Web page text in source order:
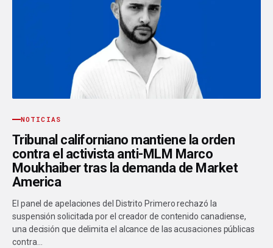
NOTICIAS
Tribunal californiano mantiene la orden
contra el activista anti-MLM Marco
Moukhaiber tras la demanda de Market
America
El panel de apelaciones del Distrito Primero rechazó la
suspensión solicitada por el creador de contenido canadiense,
una decisión que delimita el alcance de las acusaciones públicas
contra…